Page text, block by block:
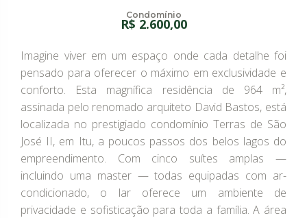
Condomínio
R$ 2.600,00
Imagine viver em um espaço onde cada detalhe foi
pensado para oferecer o máximo em exclusividade e
conforto. Esta magnífica residência de 964 m²,
assinada pelo renomado arquiteto David Bastos, está
localizada no prestigiado condomínio Terras de São
José II, em Itu, a poucos passos dos belos lagos do
empreendimento. Com cinco suítes amplas —
incluindo uma master — todas equipadas com ar-
condicionado, o lar oferece um ambiente de
privacidade e sofisticação para toda a família. A área